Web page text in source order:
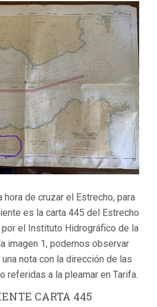
hora de cruzar el Estrecho, para
es la carta 445 del Estrecho
por el Instituto Hidrográfico de la
imagen 1, podemos observar
nota con la dirección de las
referidas a la pleamar en Tarifa.
CARTA 445